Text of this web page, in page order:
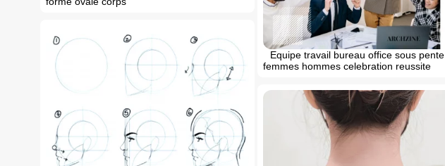
Equipe travail bureau office sous pente
femmes hommes celebration reussite